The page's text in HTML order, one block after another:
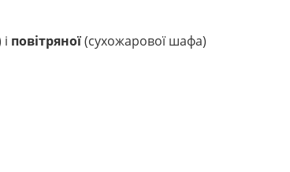
повітряної(сухожарової шафа)